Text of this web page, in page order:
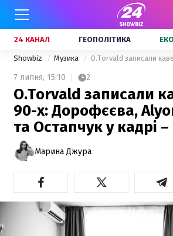
24 КАНАЛ ГЕОПОЛІТИКА
Showbiz Музика
7 липня, 15:10 2
O.Torvald записали
90-х: Дорофєєва,
та Остапчук у кадрі –
Марина Джура